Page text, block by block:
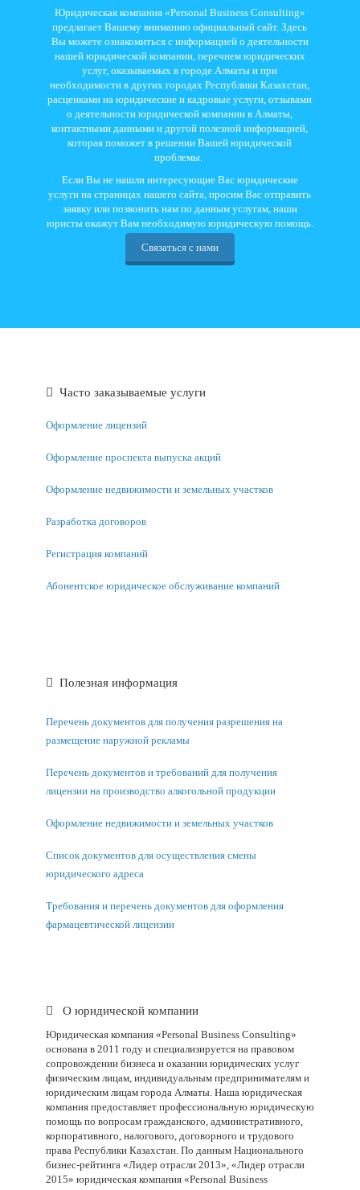
Юридическая компания «Personal Business Consulting»
предлагает Вашему вниманию официальный сайт. Здесь
Вы можете ознакомиться с информацией о деятельности
нашей юридической компании, перечнем юридических
услуг, оказываемых в городе Алматы и при
необходимости в других городах Республики Казахстан,
расценками на юридические и кадровые услуги, отзывами
о деятельности юридической компании в Алматы,
контактными данными и другой полезной информацией,
которая поможет в решении Вашей юридической
проблемы.
Если Вы не нашли интересующие Вас юридические
услуги на страницах нашего сайта, просим Вас отправить
заявку или позвонить нам по данным услугам, наши
юристы окажут Вам необходимую юридическую помощь.
Связаться с нами
Часто заказываемые услуги
Оформление лицензий
Оформление проспекта выпуска акций
Оформление недвижимости и земельных участков
Разработка договоров
Регистрация компаний
Абонентское юридическое обслуживание компаний
Полезная информация
Перечень документов для получения разрешения на
размещение наружной рекламы
Перечень документов и требований для получения
лицензии на производство алкогольной продукции
Оформление недвижимости и земельных участков
Список документов для осуществления смены
юридического адреса
Требования и перечень документов для оформления
фармацевтической лицензии
О юридической компании
Юридическая компания «Personal Business Consulting»
основана в 2011 году и специализируется на правовом
сопровождении бизнеса и оказании юридических услуг
физическим лицам, индивидуальным предпринимателям и
юридическим лицам города Алматы. Наша юридическая
компания предоставляет профессиональную юридическую
помощь по вопросам гражданского, административного,
корпоративного, налогового, договорного и трудового
права Республики Казахстан. По данным Национального
бизнес-рейтинга «Лидер отрасли 2013», «Лидер отрасли
2015» юридическая компания «Personal Business